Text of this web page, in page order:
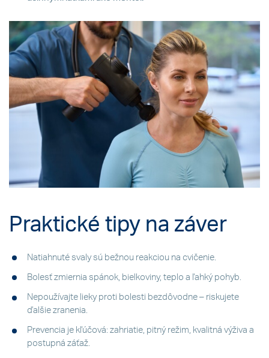
Praktické tipy na záver
Natiahnuté svaly sú bežnou reakciou na cvičenie.
Bolesť zmiernia spánok, bielkoviny, teplo a ľahký pohyb.
Nepoužívajte lieky proti bolesti bezdôvodne – riskujete
ďalšie zranenia.
Prevencia je kľúčová: zahriatie, pitný režim, kvalitná výživa a
postupná záťaž.